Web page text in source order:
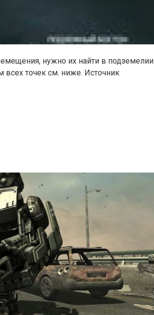
нужно их найти в подземелии
точек см. ниже. Источник